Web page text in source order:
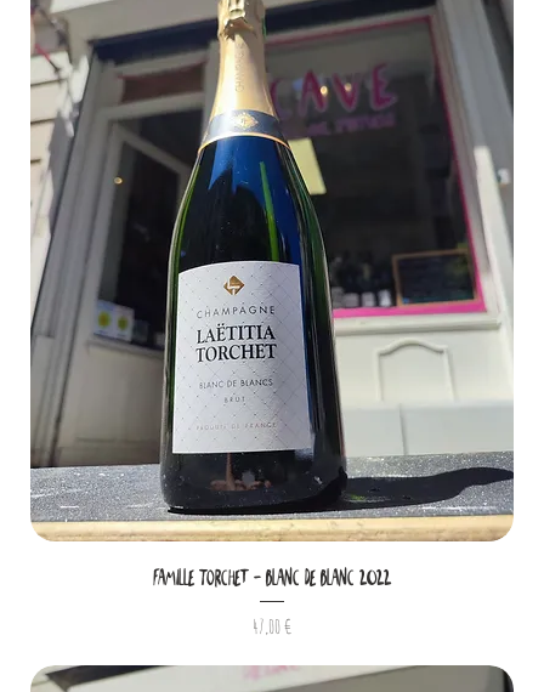
Famille Torchet - Blanc De Blanc 2022
Prix
47,00 €